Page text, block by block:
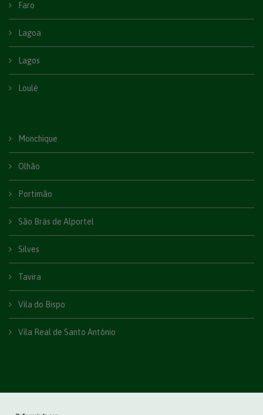
Faro
Lagoa
Lagos
Loulé
Monchique
Olhão
Portimão
São Brás de Alportel
Silves
Tavira
Vila do Bispo
Vila Real de Santo António